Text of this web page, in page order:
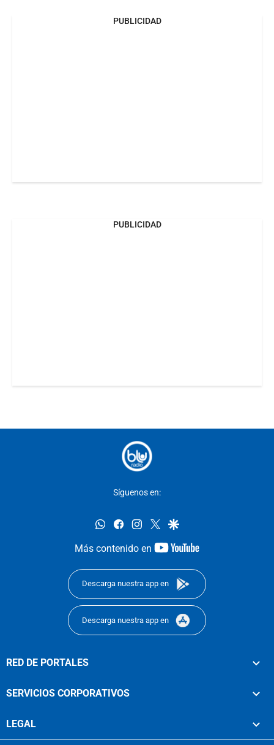
PUBLICIDAD
PUBLICIDAD
Síguenos en:
whatsappfacebookinstagram
twittergoogle
Más contenido en
youtube-
Descarga nuestra app en
Descarga nuestra app en
RED DE PORTALES
SERVICIOS CORPORATIVOS
LEGAL